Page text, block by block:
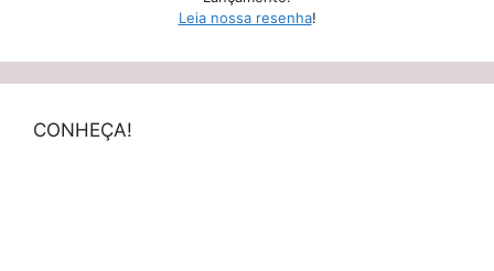
Leia nossa resenha!
CONHEÇA!